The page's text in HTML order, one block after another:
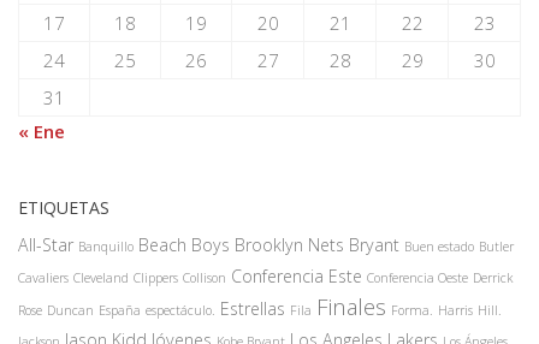
17
18 19 20 21 22
23
24
25 26 27 28 29
30
31
« Ene
ETIQUETAS
All-Star Banquillo Beach Boys Brooklyn Nets Bryant Buen estado Butler
Cavaliers Cleveland Clippers Collison Conferencia Este Conferencia Oeste Derrick
Rose Duncan España espectáculo. Estrellas Fila Finales Forma. Harris Hill.